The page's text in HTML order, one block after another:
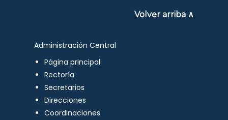
Volver arriba ∧
Administración Central
Página principal
Rectoría
Secretarios
Direcciones
Coordinaciones